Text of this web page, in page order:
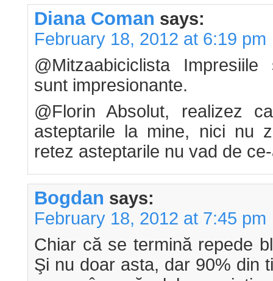
Diana Coman says:
February 18, 2012 at 6:19 pm
@Mitzaabiciclista
sunt impresionante.
@Florin Absolut, realizez
asteptarile la mine, nici nu
retez asteptarile nu vad de
Bogdan says:
February 18, 2012 at 7:45 pm
Chiar că se termină repede
Şi nu doar asta, dar 90% din